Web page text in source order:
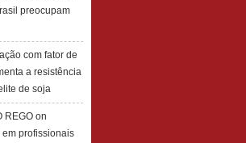
preocupam
com fator de
a resistência
de soja
REGO on
profissionais